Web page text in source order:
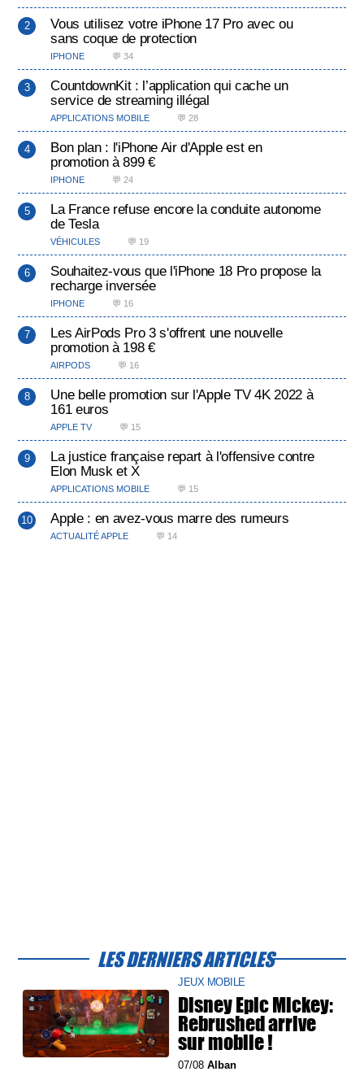
Vous utilisez votre iPhone 17 Pro avec ou
sans coque de protection
IPHONE 💬 34
CountdownKit : l’application qui cache un
service de streaming illégal
APPLICATIONS MOBILE 💬 28
Bon plan : l'iPhone Air d'Apple est en
promotion à 899 €
IPHONE 💬 24
La France refuse encore la conduite autonome
de Tesla
VÉHICULES 💬 19
Souhaitez-vous que l'iPhone 18 Pro propose la
recharge inversée
IPHONE 💬 16
Les AirPods Pro 3 s'offrent une nouvelle
promotion à 198 €
AIRPODS 💬 16
Une belle promotion sur l'Apple TV 4K 2022 à
161 euros
APPLE TV 💬 15
La justice française repart à l'offensive contre
Elon Musk et X
APPLICATIONS MOBILE 💬 15
Apple : en avez-vous marre des rumeurs
ACTUALITÉ APPLE 💬 14
LES DERNIERS ARTICLES
JEUX MOBILE
Disney Epic Mickey:
Rebrushed arrive
sur mobile !
07/08Alban